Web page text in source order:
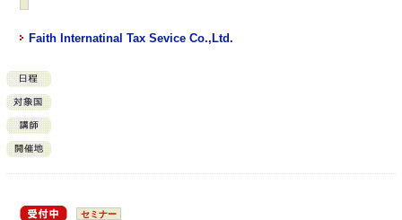
Faith Internatinal Tax Sevice Co.,Ltd.
セミナー